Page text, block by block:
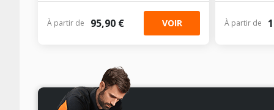
À partir de 95,90 € VOIR À partir de